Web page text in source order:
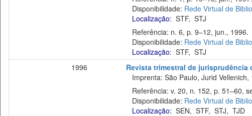
Disponibilidade: Rede Virtual de
Localização: STF, STJ
Referência: n. 6, p. 9–12, jun., 1996.
Disponibilidade: Rede Virtual de
Localização: STF, STJ
1996
Revista trimestral de jurisprudência
Imprenta: São Paulo, Jurid Vellenich,
Referência: v. 20, n. 152, p. 51–60,
Disponibilidade: Rede Virtual de
Localização: SEN, STF, STJ, TJD